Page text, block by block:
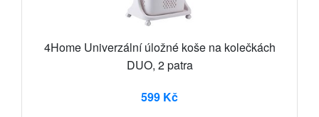
4Home Univerzální úložné koše na kolečkách
DUO, 2 patra
599 Kč